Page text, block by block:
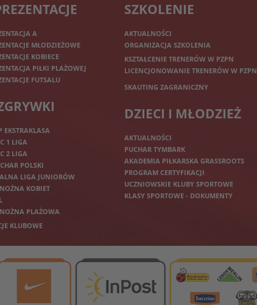
A
MŁODZIEŻOWE
KOBIECE
PIŁKI PLAŻOWEJ
FUTSALU
EKSTRAKLASA
1 LIGA
2 LIGA
POLSKI
LIGA JUNIORÓW
KOBIET
PLAŻOWA
KLUBOWE
SZKOLENIE
AKTUALNOŚCI
ORGANIZACJA SZKOLENIA
KSZTAŁCENIE TRENERÓW W PZPN
LICENCJONOWANIE TRENERÓW W PZPN
SKAUTING ZAGRANICZNY
DZIECI I MŁODZIEŻ
AKTUALNOŚCI
PUCHAR TYMBARK
AKADEMIA PIŁKARSKA GRASSROOTS
PROGRAM CERTYFIKACJI
UCZNIOWSKIE KLUBY SPORTOWE
KLASY SPORTOWE - DOKUMENTY